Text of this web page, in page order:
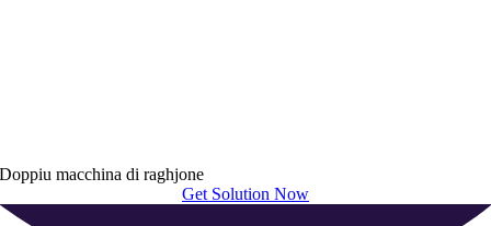
Doppiu macchina di raghjone
Get Solution Now